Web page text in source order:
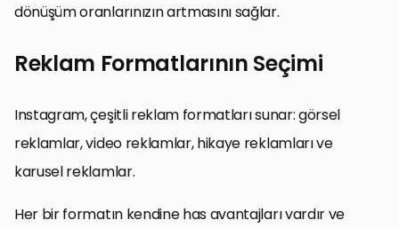
dönüşüm oranlarınızın artmasını sağlar.
Reklam Formatlarının Seçimi
Instagram, çeşitli reklam formatları sunar: görsel
reklamlar, video reklamlar, hikaye reklamları ve
karusel reklamlar.
Her bir formatın kendine has avantajları vardır ve